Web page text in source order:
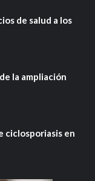
de salud a los
la ampliación
ciclosporiasis en